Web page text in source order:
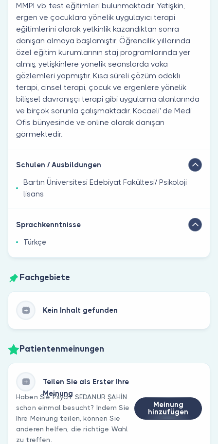
MMPI vb. test eğitimleri bulunmaktadır. Yetişkin,
ergen ve çocuklara yönelik uygulayıcı terapi
eğitimlerini alarak yetkinlik kazandıktan sonra
danışan almaya başlamıştır. Öğrencilik yıllarında
özel eğitim kurumlarının staj programlarında yer
almış, yetişkinlere yönelik seanslarda vaka
gözlemleri yapmıştır. Kısa süreli çözüm odaklı
terapi, cinsel terapi, çocuk ve ergenlere yönelik
bilişsel davranışçı terapi gibi uygulama alanlarında
ve birçok sorunla çalışmaktadır. Kocaeli' de Medi
Ofis bünyesinde ve online olarak danışan
görmektedir.
Schulen / Ausbildungen
Bartın Üniversitesi Edebiyat Fakültesi/ Psikoloji
lisans
Sprachkenntnisse
Türkçe
Fachgebiete
Kein Inhalt gefunden
Patientenmeinungen
Teilen Sie als Erster Ihre
Meinung
Haben Sie Psych. SEDANUR ŞAHİN
schon einmal besucht? Indem Sie
Ihre Meinung teilen, können Sie
anderen helfen, die richtige Wahl
zu treffen.
Meinung
hinzufügen